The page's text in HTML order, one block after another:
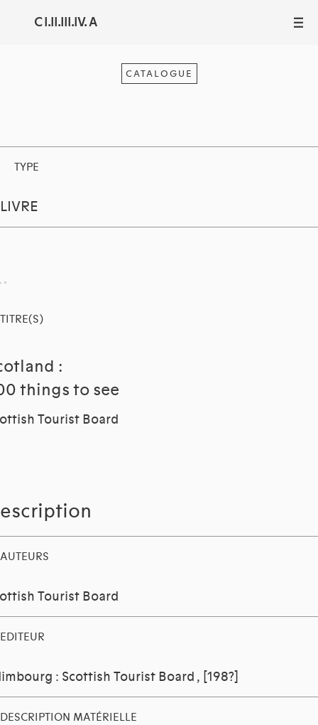
C I.II.III.IV. A III
CATALOGUE
TYPE
LIVRE
TITRE(S)
:
things to see
Tourist Board
AUTEURS
Tourist Board
EDITEUR
: Scottish Tourist Board , [198?]
DESCRIPTION MATÉRIELLE